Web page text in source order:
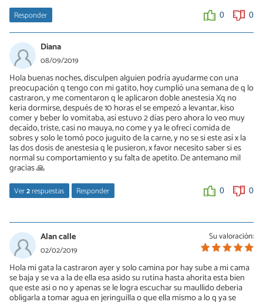
Responder 0 0
Diana
08/09/2019
Hola buenas noches, disculpen alguien podría ayudarme con una
preocupación q tengo con mi gatito, hoy cumplió una semana de q lo
castraron, y me comentaron q le aplicaron doble anestesia Xq no
keria dormirse, después de 10 horas el se empezó a levantar, kiso
comer y beber lo vomitaba, así estuvo 2 días pero ahora lo veo muy
decaído, triste, casi no mauya, no come y ya le ofrecí comida de
sobres y solo le tomó poco juguito de la carne, y no se si este así x la
las dos dosis de anestesia q le pusieron, x favor necesito saber si es
normal su comportamiento y su falta de apetito. De antemano mil
gracias 🙏
Ver2respuestas Responder 0 0
11/09/2019
Llevalo a un veterinario, los gatos son asintomáticos, cuando
dejan de comer y estan decaído es indicador suficiente para
llevarlos sin perder tiempo a un control
0
Su valoración:
Alan calle
02/02/2019
Hola mi gata la castraron ayer y solo camina por hay sube a mi cama
se baja y se va a la de ella esa asido su rutina hasta ahorita esta bien
que este asi o no y apenas se le logra escuchar su maullido deberia
obligarla a tomar agua en jeringuilla o que ella mismo a lo q ya se